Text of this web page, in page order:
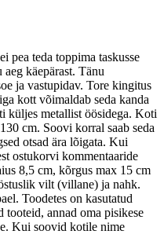
pea teda toppima taskusse
käepärast. Tänu
ja vastupidav. Tore kingitus
kott võimaldab seda kanda
küljes metallist öösidega. Koti
cm. Soovi korral saab seda
otsad ära lõigata. Kui
ostukorvi kommentaaride
8,5 cm, kõrgus max 15 cm
vilt (villane) ja nahk.
Toodetes on kasutatud
tooteid, annad oma pisikese
Kui soovid kotile nime